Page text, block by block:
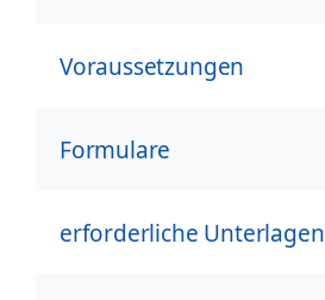
Voraussetzungen
Formulare
erforderliche Unterlagen